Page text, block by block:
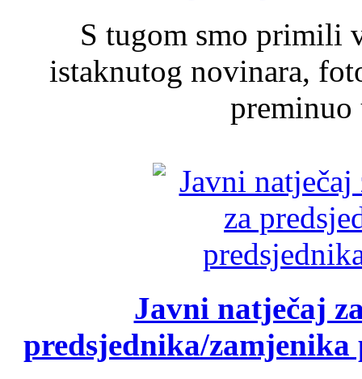
S tugom smo primili
istaknutog novinara,
Javni natječaj
predsjednika/